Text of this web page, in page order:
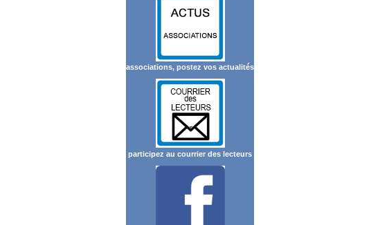
associations, postez vos actualités
participez au courrier des lecteurs